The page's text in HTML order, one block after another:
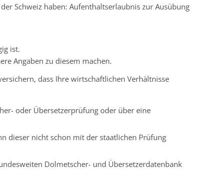
Schweiz haben: Aufenthaltserlaubnis zur Ausübung
ist.
Angaben zu diesem machen.
dass Ihre wirtschaftlichen Verhältnisse
oder Übersetzerprüfung oder über eine
dieser nicht schon mit der staatlichen Prüfung
Dolmetscher- und Übersetzerdatenbank